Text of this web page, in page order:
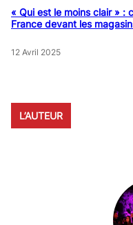
« Qui est le moins clair » :
France devant les
12 Avril 2025
L’AUTEUR